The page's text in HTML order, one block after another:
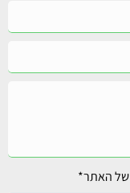
של האתר*